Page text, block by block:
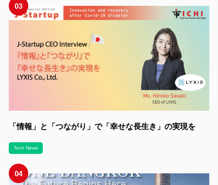
03
「情報」と「つながり」で「幸せな長生き」の実現を
Tech News
04